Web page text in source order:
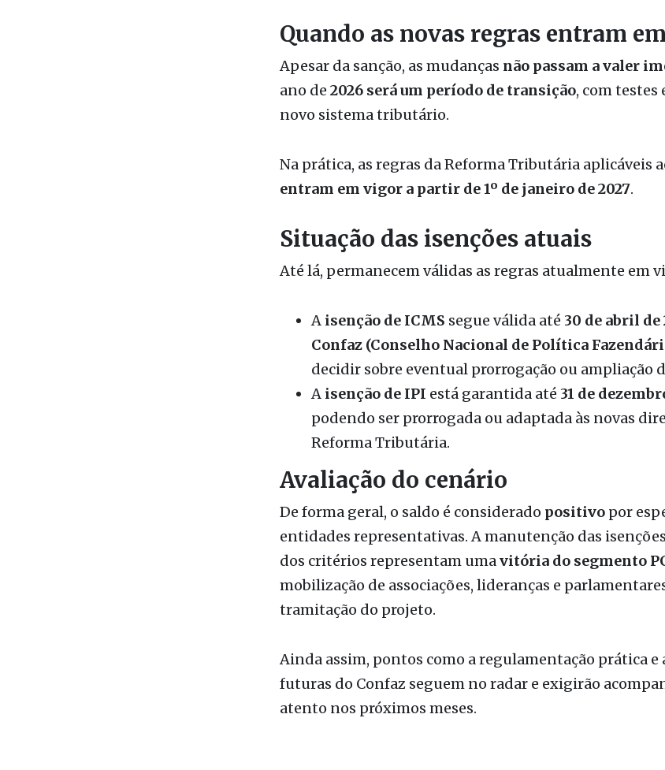
ano de2026 será um período de transição, com testes
novo sistema tributário.
Na prática, as regras da Reforma Tributária aplicáveis
Situação das isenções atuais
A isenção de ICMSsegue válida até30 de abril de
decidir sobre eventual prorrogação ou ampliação
Aisenção de IPIestá garantida até31 de
podendo ser prorrogada ou adaptada às novas
Reforma Tributária.
Avaliação do cenário
entidades representativas. A manutenção das isenções
dos critérios representam umavitória do segmento
mobilização de associações, lideranças e
tramitação do projeto.
Ainda assim, pontos como a regulamentação prática e
atento nos próximos meses.